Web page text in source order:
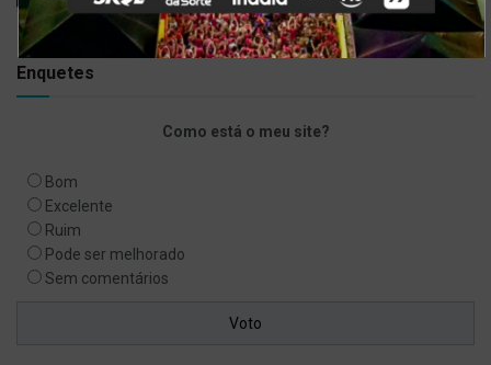
6 DE ABRIL DE 2020
Enquetes
Como está o meu site?
Bom
Excelente
Ruim
Pode ser melhorado
Sem comentários